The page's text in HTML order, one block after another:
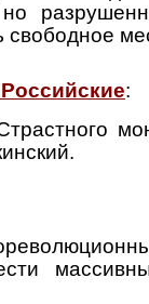
свободное
: